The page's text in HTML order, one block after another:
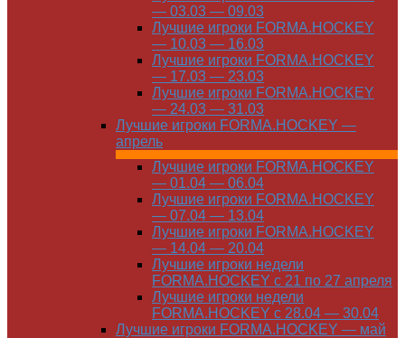
— 03.03 — 09.03
Лучшие игроки FORMA.HOCKEY
— 10.03 — 16.03
Лучшие игроки FORMA.HOCKEY
— 17.03 — 23.03
Лучшие игроки FORMA.HOCKEY
— 24.03 — 31.03
Лучшие игроки FORMA.HOCKEY —
апрель
Лучшие игроки FORMA.HOCKEY
— 01.04 — 06.04
Лучшие игроки FORMA.HOCKEY
— 07.04 — 13.04
Лучшие игроки FORMA.HOCKEY
— 14.04 — 20.04
Лучшие игроки недели
FORMA.HOCKEY с 21 по 27 апреля
Лучшие игроки недели
FORMA.HOCKEY с 28.04 — 30.04
Лучшие игроки FORMA.HOCKEY — май